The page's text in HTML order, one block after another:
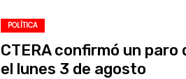
POLÍTICA
CTERA confirmó un
el lunes 3 de agosto